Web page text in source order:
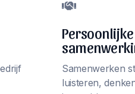
Persoonlijke
Samenwerken
luisteren,